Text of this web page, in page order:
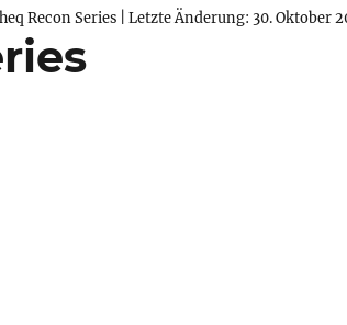
Recon Series | Letzte Änderung: 30. Oktober